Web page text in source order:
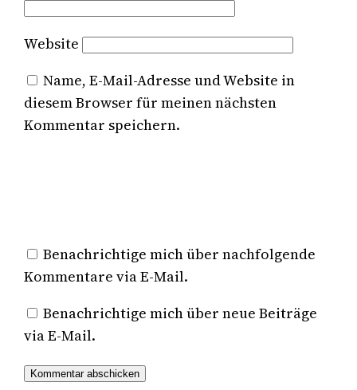
Website
Name, E-Mail-Adresse und Website in
diesem Browser für meinen nächsten
Kommentar speichern.
Benachrichtige mich über nachfolgende
Kommentare via E-Mail.
Benachrichtige mich über neue Beiträge
via E-Mail.